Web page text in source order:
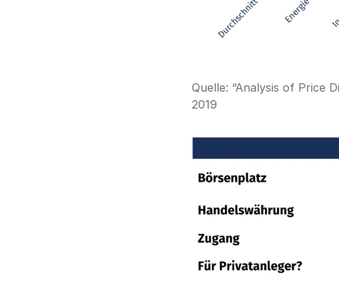
Quelle: “Analysis of Price
2019